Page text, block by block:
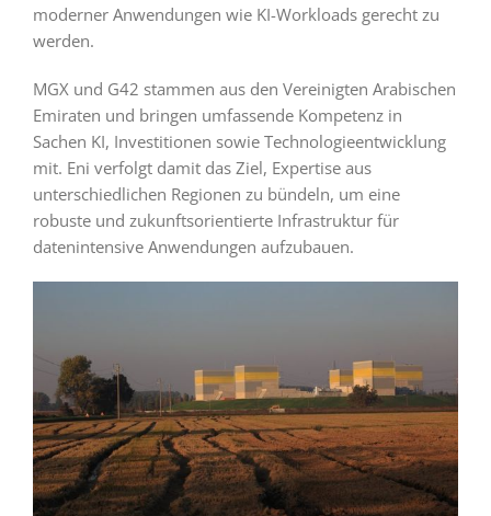
moderner Anwendungen wie KI-Workloads gerecht zu
werden.
MGX und G42 stammen aus den Vereinigten Arabischen
Emiraten und bringen umfassende Kompetenz in
Sachen KI, Investitionen sowie Technologieentwicklung
mit. Eni verfolgt damit das Ziel, Expertise aus
unterschiedlichen Regionen zu bündeln, um eine
robuste und zukunftsorientierte Infrastruktur für
datenintensive Anwendungen aufzubauen.